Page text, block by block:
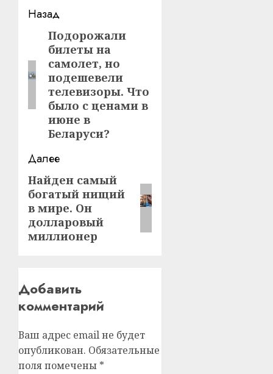
Навигация
записи
Назад
Предыдущая
запись:
Подорожали
билеты на
самолет, но
подешевели
телевизоры. Что
было с ценами в
июне в
Беларуси?
Далее
Следующая
запись:
Найден самый
богатый нищий
в мире. Он
долларовый
миллионер
Добавить
комментарий
Ваш адрес email не будет
опубликован. Обязательные
поля помечены *